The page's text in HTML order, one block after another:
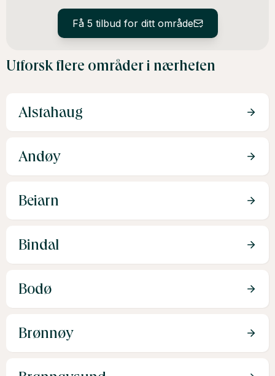
Få 5 tilbud for ditt område
Utforsk flere områder i nærheten
Alstahaug
Andøy
Beiarn
Bindal
Bodø
Brønnøy